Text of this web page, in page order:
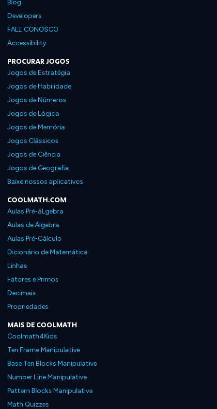
Blog
Developers
FALE CONOSCO
Accessibility
PROCURAR JOGOS
Jogos de Estratégia
Jogos de Habilidade
Jogos de Números
Jogos de Lógica
Jogos de Memória
Jogos Clássicos
Jogos de Ciência
Jogos de Geografia
Baixe nossos aplicativos
COOLMATH.COM
Aulas Pré-áLgebra
Aulas de Álgebra
Aulas Pré-Cálculo
Dicionário de Matemática
Linhas
Fatores e Primos
Decimais
Propriedades
MAIS DE COOLMATH
Coolmath4Kids
Ten Frame Manipulative
Base Ten Blocks Manipulative
Number Line Manipulative
Pattern Blocks Manipulative
Math Quizzes